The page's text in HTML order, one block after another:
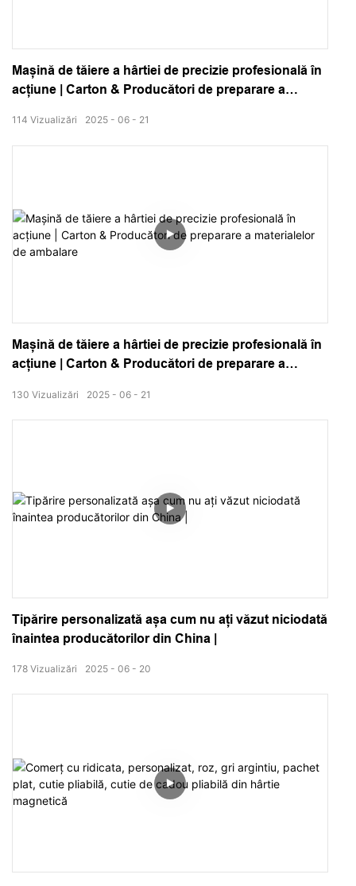
Mașină de tăiere a hârtiei de precizie profesională în
acțiune | Carton & Producători de preparare a
2025 06 21
114 Vizualizări
Mașină de tăiere a hârtiei de precizie profesională în
acțiune | Carton & Producători de preparare a
2025 06 21
130 Vizualizări
Tipărire personalizată așa cum nu ați văzut niciodată
înaintea producătorilor din China |
2025 06 20
178 Vizualizări